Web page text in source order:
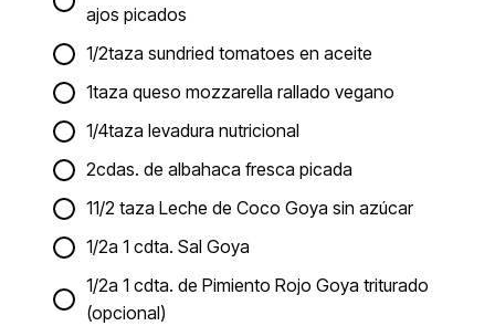
ajos picados
1/2taza sundried tomatoes en aceite
1taza queso mozzarella rallado vegano
1/4taza levadura nutricional
2cdas. de albahaca fresca picada
11/2 taza Leche de Coco Goya sin azúcar
1/2a 1 cdta. Sal Goya
1/2a 1 cdta. de Pimiento Rojo Goya triturado
(opcional)